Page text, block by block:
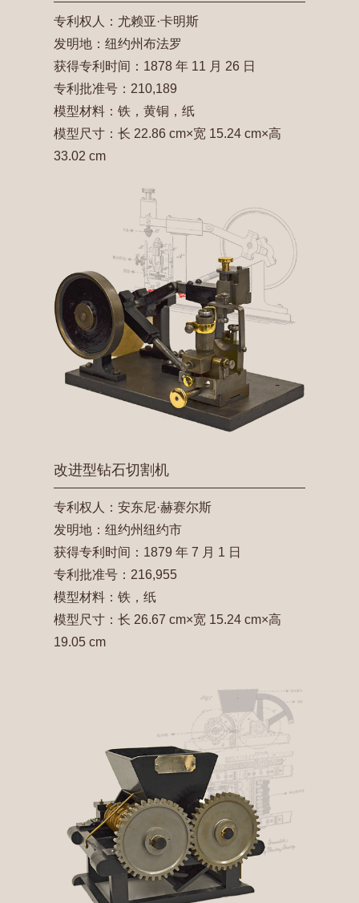
专利权人：尤赖亚·卡明斯
发明地：纽约州布法罗
获得专利时间：1878 年 11 月 26 日
专利批准号：210,189
模型材料：铁，黄铜，纸
模型尺寸：长 22.86 cm×宽 15.24 cm×高
33.02 cm
改进型钻石切割机
专利权人：安东尼·赫赛尔斯
发明地：纽约州纽约市
获得专利时间：1879 年 7 月 1 日
专利批准号：216,955
模型材料：铁，纸
模型尺寸：长 26.67 cm×宽 15.24 cm×高
19.05 cm